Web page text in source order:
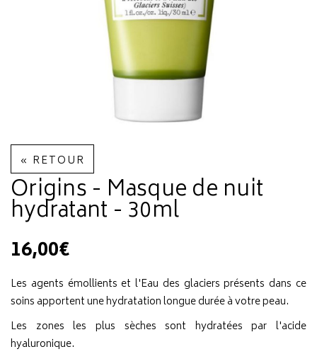
« RETOUR
Origins - Masque de nuit
hydratant - 30ml
16,00€
Les agents émollients et l'Eau des glaciers présents dans ce
soins apportent une hydratation longue durée à votre peau.
Les zones les plus sèches sont hydratées par l'acide
hyaluronique.